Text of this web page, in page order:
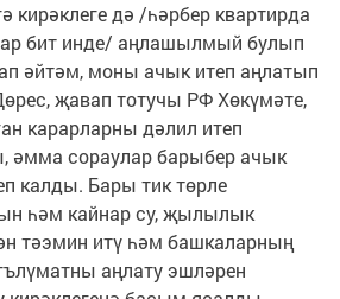
кирәклеге дә /һәрбер квартирда
бит инде/ аңлашылмый булып
әйтәм, моны ачык итеп аңлатып
җавап тотучы РФ Хөкүмәте,
карарларны дәлил итеп
әмма сораулар барыбер ачык
калды. Бары тик төрле
һәм кайнар су, җылылык
тәэмин итү һәм башкаларның
аңлату эшләрен